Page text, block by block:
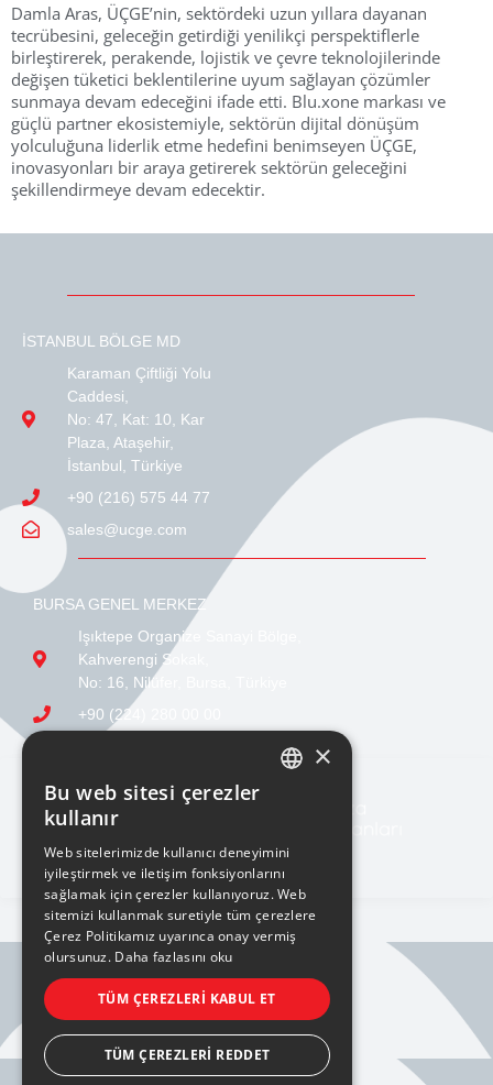
Damla Aras, ÜÇGE’nin, sektördeki uzun yıllara dayanan
tecrübesini, geleceğin getirdiği yenilikçi perspektiflerle
birleştirerek, perakende, lojistik ve çevre teknolojilerinde
değişen tüketici beklentilerine uyum sağlayan çözümler
sunmaya devam edeceğini ifade etti. Blu.xone markası ve
güçlü partner ekosistemiyle, sektörün dijital dönüşüm
yolculuğuna liderlik etme hedefini benimseyen ÜÇGE,
inovasyonları bir araya getirerek sektörün geleceğini
şekillendirmeye devam edecektir.
BURSA GENEL MERKEZ
Işıktepe Organize Sanayi Bölge,
Kahverengi Sokak,
No: 16, Nilüfer, Bursa, Türkiye
+90 (224) 280 00 00
İSTANBUL BÖLGE MD
Karaman Çiftliği Yolu
Caddesi,
No: 47, Kat: 10, Kar
Plaza, Ataşehir,
İstanbul, Türkiye
+90 (216) 575 44 77
sales@ucge.com
KVKK AYDINLATMA METNİ
BILGI TOPLUMU HIZMETLERI
×
Bu web sitesi çerezler
kullanır
Web sitelerimizde kullanıcı deneyimini
iyileştirmek ve iletişim fonksiyonlarını
sağlamak için çerezler kullanıyoruz. Web
sitemizi kullanmak suretiyle tüm çerezlere
Çerez Politikamız uyarınca onay vermiş
olursunuz. Daha fazlasını oku
TÜM ÇEREZLERI KABUL ET
TÜM ÇEREZLERI REDDET